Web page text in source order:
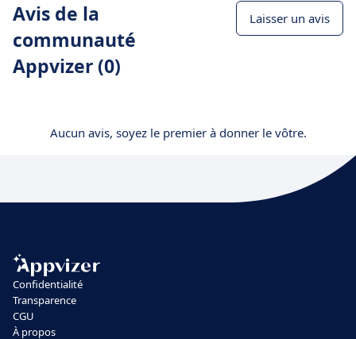
Avis de la
communauté
Appvizer (0)
Laisser un avis
Aucun avis, soyez le premier à donner le vôtre.
Confidentialité
Transparence
CGU
À propos